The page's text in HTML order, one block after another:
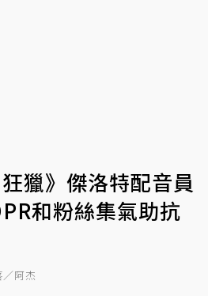
獵》傑洛特配音員
和粉絲集氣助抗
阿杰